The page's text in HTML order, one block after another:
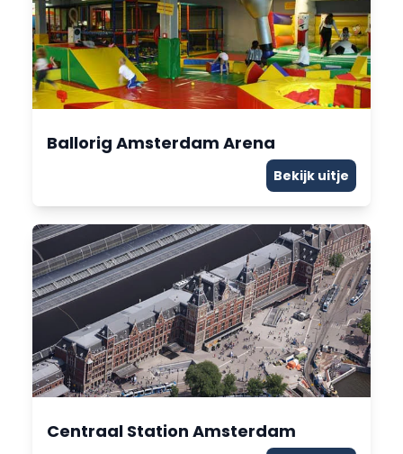
Ballorig Amsterdam Arena
Bekijk uitje
Centraal Station Amsterdam